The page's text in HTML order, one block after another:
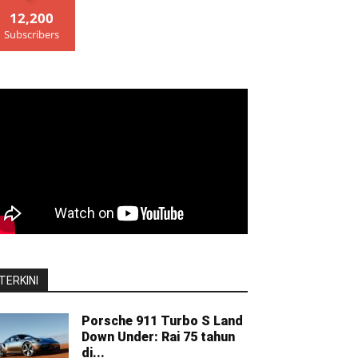
12,200
Subscribers
Porsche 911 Turbo S Land
Down Under: Rai 75 tahun
di...